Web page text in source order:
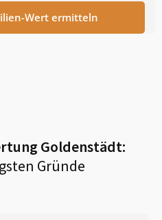
Wert ermitteln
Goldenstädt:
Gründe